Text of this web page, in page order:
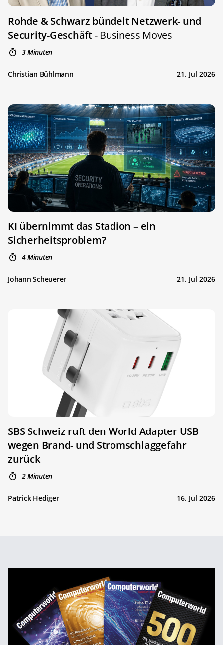
Rohde & Schwarz bündelt Netzwerk- und
Security-Geschäft- Business Moves
3 Minuten
Christian Bühlmann 21. Jul 2026
KI übernimmt das Stadion – ein
Sicherheitsproblem?
4 Minuten
Johann Scheuerer 21. Jul 2026
SBS Schweiz ruft den World Adapter USB
wegen Brand- und Stromschlaggefahr
zurück
2 Minuten
Patrick Hediger 16. Jul 2026